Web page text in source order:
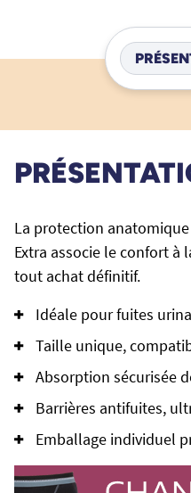
La protection
Extra associe le confort à
tout achat définitif.
Idéale pour fuites
Taille unique,
Absorption sécurisée
Barrières antifuites,
Emballage individuel